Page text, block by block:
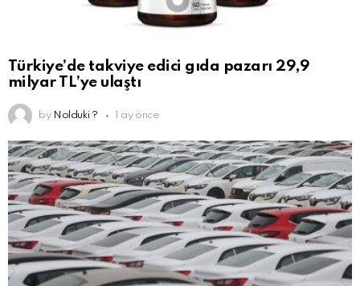
Türkiye’de takviye edici gıda pazarı 29,9
milyar TL’ye ulaştı
by Nolduki ? 1 ay önce